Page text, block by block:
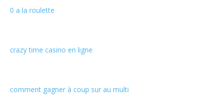
0 a la roulette
crazy time casino en ligne
comment gagner à coup sur au multi